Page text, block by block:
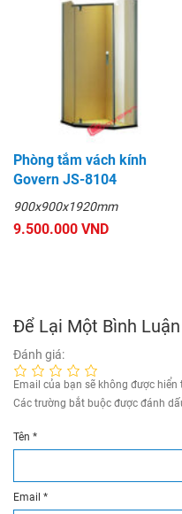
Phòng tắm vách kính
Govern JS-8104
900x900x1920mm
9.500.000 VND
Để Lại Một Bình Luận
Đánh giá:
Email của bạn sẽ không được hiển
Các trường bắt buộc được đánh
Tên *
Email *